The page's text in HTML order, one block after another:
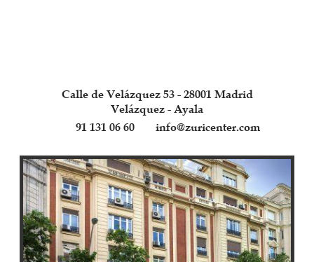
Calle de Velázquez 53 - 28001 Madrid
Velázquez - Ayala
91 131 06 60
info@zuricenter.com